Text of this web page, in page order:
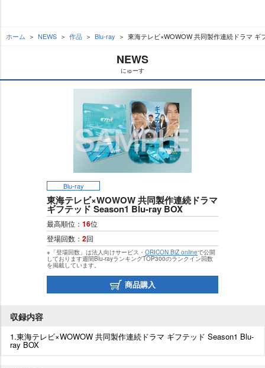
ホーム NEWS 作品 Blu-ray 東海テレビ×WOWOW 共同製作連続ドラマ ギ
NEWS
にゅーす
Blu-ray
東海テレビ×WOWOW 共同製作連続ドラマ
ギフテッド Season1 Blu-ray BOX
最高順位： 16位
登場回数： 2回
※「登場回数」は法人向けサービス・ ORICON BiZ onlineで公開
しております週間Blu-rayランキングTOP300のランクイン回数
を掲載しています。
商品購入
収録内容
1.東海テレビ×WOWOW 共同製作連続ドラマ ギフテッド Season1 Blu-
ray BOX